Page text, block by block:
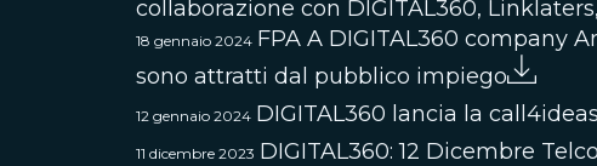
collaborazione con DIGITAL360,
18 gennaio 2024 FPA A DIGITAL360 company
sono attratti dal pubblico impiego
12 gennaio 2024 DIGITAL360 lancia la
11 dicembre 2023 DIGITAL360: 12 Dicembre